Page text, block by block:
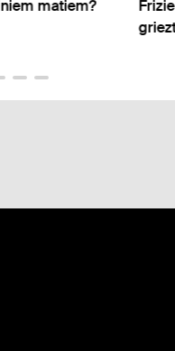
matiem?